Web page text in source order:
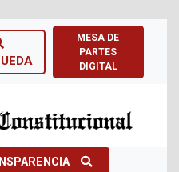
MESA DE
PARTES
DIGITAL